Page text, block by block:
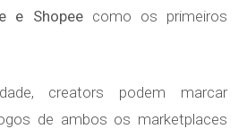
e Shopeecomo os primeiros
creators podem marcar
de ambos os marketplaces